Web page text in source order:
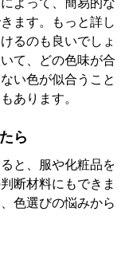
よって、簡易的な
ます。もっと詳し
るのも良いでしょ
て、どの色味が合
い色が似合うこと
あります。
ら
と、服や化粧品を
断材料にもできま
色選びの悩みから